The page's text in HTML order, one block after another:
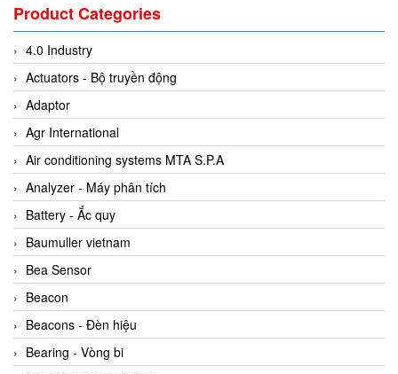
3CTEST Vietnam
4B VietNam Vietnam
ABB Vietnam
AC Infinity Vietnam
AC&E Telecommunications
AC&T Vietnam
Accepta Vietnam
ACCUMAC Vietnam
AccuWeb Vietnam
Acey
ACOEM Vietnam
ADCA Vietnam
ADFweb Vietnam
Product Categories
4.0 Industry
Actuators - Bộ truyền động
Adaptor
Agr International
Air conditioning systems MTA S.P.A
Analyzer - Máy phân tích
Battery - Ắc quy
Baumuller vietnam
Bea Sensor
Beacon
Beacons - Đèn hiệu
Bearing - Vòng bi